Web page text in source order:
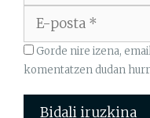
Gorde nire izena,
komentatzen dudan